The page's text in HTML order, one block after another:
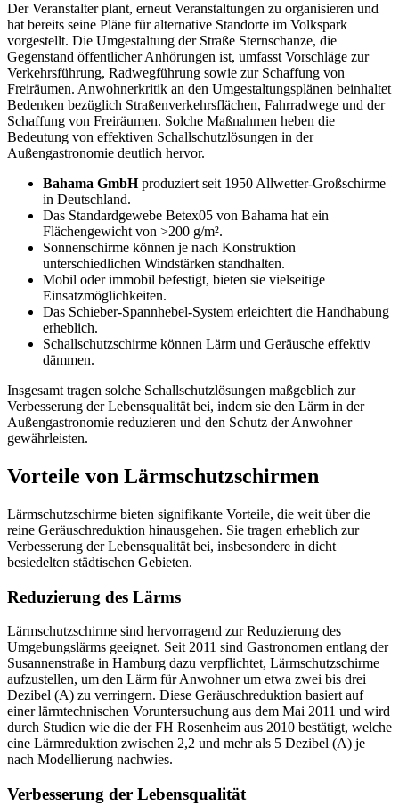
Der Veranstalter plant, erneut Veranstaltungen zu organisieren und
hat bereits seine Pläne für alternative Standorte im Volkspark
vorgestellt. Die Umgestaltung der Straße Sternschanze, die
Gegenstand öffentlicher Anhörungen ist, umfasst Vorschläge zur
Verkehrsführung, Radwegführung sowie zur Schaffung von
Freiräumen. Anwohnerkritik an den Umgestaltungsplänen beinhaltet
Bedenken bezüglich Straßenverkehrsflächen, Fahrradwege und der
Schaffung von Freiräumen. Solche Maßnahmen heben die
Bedeutung von effektiven Schallschutzlösungen in der
Außengastronomie deutlich hervor.
Bahama GmbHproduziert seit 1950 Allwetter-Großschirme
in Deutschland.
Das Standardgewebe Betex05 von Bahama hat ein
Flächengewicht von >200 g/m².
Sonnenschirme können je nach Konstruktion
unterschiedlichen Windstärken standhalten.
Mobil oder immobil befestigt, bieten sie vielseitige
Einsatzmöglichkeiten.
Das Schieber-Spannhebel-System erleichtert die Handhabung
erheblich.
Schallschutzschirme können Lärm und Geräusche effektiv
dämmen.
Insgesamt tragen solche Schallschutzlösungen maßgeblich zur
Verbesserung der Lebensqualität bei, indem sie den Lärm in der
Außengastronomie reduzieren und den Schutz der Anwohner
gewährleisten.
Vorteile von Lärmschutzschirmen
Lärmschutzschirme bieten signifikante Vorteile, die weit über die
reine Geräuschreduktion hinausgehen. Sie tragen erheblich zur
Verbesserung der Lebensqualität bei, insbesondere in dicht
besiedelten städtischen Gebieten.
Reduzierung des Lärms
Lärmschutzschirme sind hervorragend zur Reduzierung des
Umgebungslärms geeignet. Seit 2011 sind Gastronomen entlang der
Susannenstraße in Hamburg dazu verpflichtet, Lärmschutzschirme
aufzustellen, um den Lärm für Anwohner um etwa zwei bis drei
Dezibel (A) zu verringern. Diese Geräuschreduktion basiert auf
einer lärmtechnischen Voruntersuchung aus dem Mai 2011 und wird
durch Studien wie die der FH Rosenheim aus 2010 bestätigt, welche
eine Lärmreduktion zwischen 2,2 und mehr als 5 Dezibel (A) je
nach Modellierung nachwies.
Verbesserung der Lebensqualität